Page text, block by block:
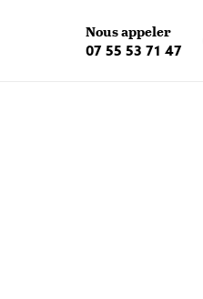
Nous appeler
07 55 53 71 47